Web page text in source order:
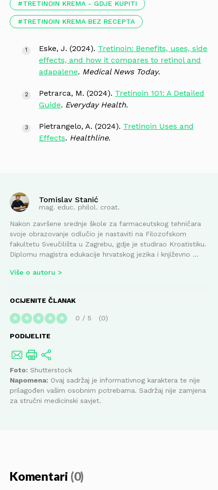
TRETINOIN KREMA - GDJE KUPITI
TRETINOIN KREMA BEZ RECEPTA
Eske, J. (2024). Tretinoin: Benefits, uses, side
effects, and how it compares to retinol and
adapalene. Medical News Today.
Petrarca, M. (2024). Tretinoin 101: A Detailed
Guide. Everyday Health.
Pietrangelo, A. (2024). Tretinoin Uses and
Effects. Healthline.
Tomislav Stanić
mag. educ. philol. croat.
Nakon završene srednje škole za farmaceutskog tehničara
svoje obrazovanje odlučio je nastaviti na Filozofskom
fakultetu Sveučilišta u Zagrebu, gdje je studirao Kroatistiku.
Diplomu magistra edukacije hrvatskog jezika i književno ...
Više o autoru
OCIJENITE ČLANAK
★ ★ ★ ★ ★ 0 / 5 0
PODIJELITE
Foto: Shutterstock
Napomena: Ovaj sadržaj je informativnog karaktera te nije
prilagođen vašim osobnim potrebama. Sadržaj nije zamjena
za stručni medicinski savjet.
Komentari (0)